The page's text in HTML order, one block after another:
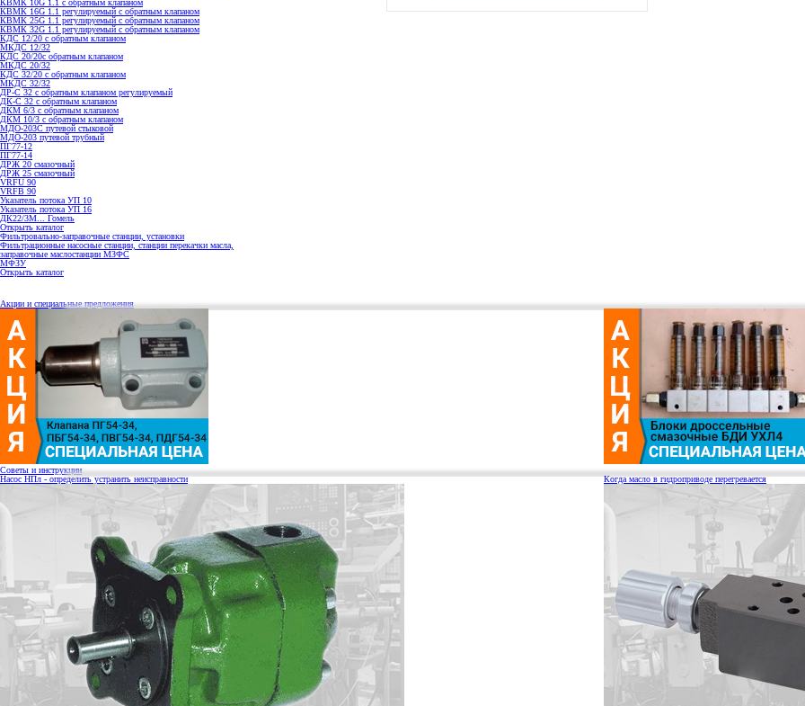
КВМК 16G 1.1 регулируемый с обратным клапаном
КВМК 25G 1.1 регулируемый с обратным клапаном
КВМК 32G 1.1 регулируемый с обратным клапаном
КДC 12/20 с обратным клапаном
МКДС 12/32
КДC 20/20с обратным клапаном
МКДС 20/32
КДC 32/20 с обратным клапаном
МКДС 32/32
ДР-С 32 с обратным клапаном регулируемый
ДК-С 32 с обратным клапаном
ДКМ 6/3 с обратным клапаном
ДКМ 10/3 с обратным клапаном
МДО-203С путевой стыковой
МДО-203 путевой трубный
ПГ77-12
ПГ77-14
ДРЖ 20 смазочный
ДРЖ 25 смазочный
VRFU 90
VRFВ 90
Указатель потока УП 10
Указатель потока УП 16
ДК22/3М... Гомель
Открыть каталог
Фильтровально-заправочные станции, установки
Фильтрационные насосные станции, станции перекачки масла,
заправочные маслостанции МЗФС
МФЗУ
Открыть каталог
Акции и специальные предложения
Советы и инструкции
Насос НПл - определить устранить неисправности
Когда масло в гидроприводе перегревается